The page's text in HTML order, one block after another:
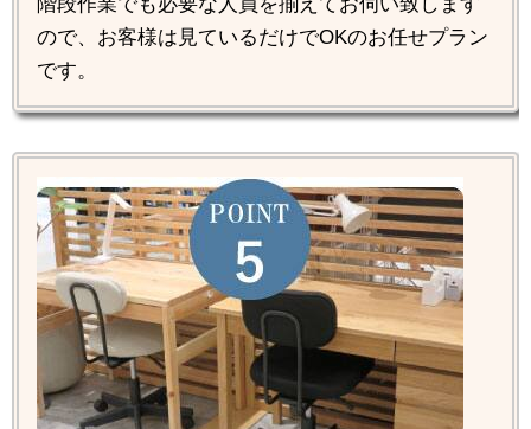
階段作業でも必要な人員を揃えてお伺い致します
ので、お客様は見ているだけでOKのお任せプラン
です。